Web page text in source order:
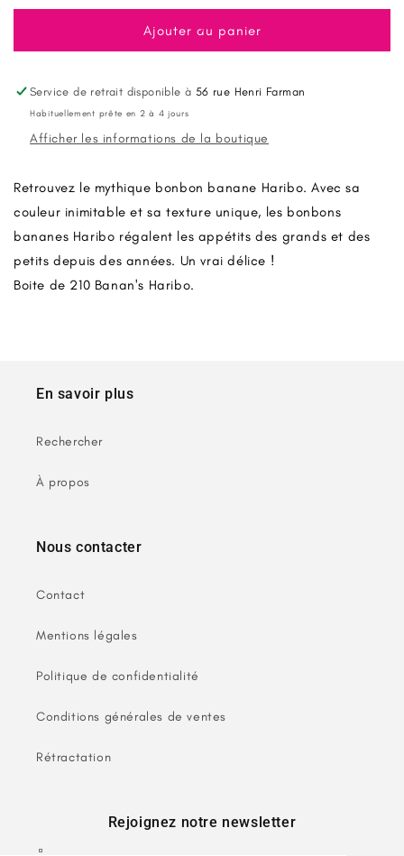
quantité
Banan&#39;s
boite
de
Bonbons
quantité
Banan&#39;s
boite
Bonbons
Ajouter au panier
Service de retrait disponible à 56 rue Henri Farman
Habituellement prête en 2 à 4 jours
Afficher les informations de la boutique
Retrouvez le mythique bonbon banane Haribo. Avec sa
couleur inimitable et sa texture unique, les bonbons
bananes Haribo régalent les appétits des grands et des
petits depuis des années. Un vrai délice !
Boite de 210 Banan's Haribo.
En savoir plus
Rechercher
À propos
Nous contacter
Contact
Mentions légales
Politique de confidentialité
Conditions générales de ventes
Rétractation
Rejoignez notre newsletter